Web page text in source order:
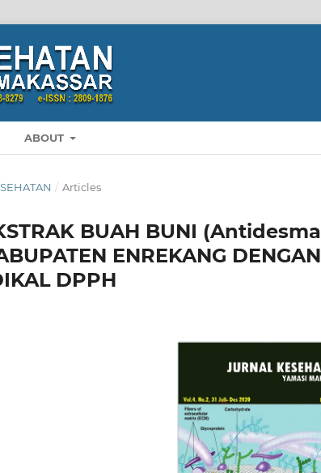
ABOUT
/ Articles
BUAH BUNI (Antidesma
ENREKANG DENGAN
DPPH